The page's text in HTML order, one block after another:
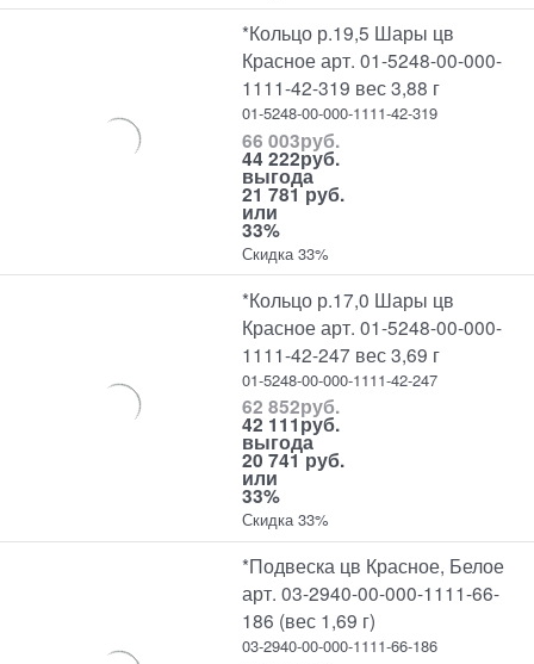
*Кольцо р.19,5 Шары цв
Красное арт. 01-5248-00-000-
1111-42-319 вес 3,88 г
01-5248-00-000-1111-42-319
66 003руб.
44 222руб.
выгода
21 781 руб.
или
33%
Скидка 33%
*Кольцо р.17,0 Шары цв
Красное арт. 01-5248-00-000-
1111-42-247 вес 3,69 г
01-5248-00-000-1111-42-247
62 852руб.
42 111руб.
выгода
20 741 руб.
или
33%
Скидка 33%
*Подвеска цв Красное, Белое
арт. 03-2940-00-000-1111-66-
186 (вес 1,69 г)
03-2940-00-000-1111-66-186